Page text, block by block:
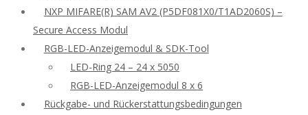
NXP MIFARE(R) SAM AV2 (P5DF081X0/T1AD2060S) –
Secure Access Modul
RGB-LED-Anzeigemodul & SDK-Tool
LED-Ring 24 – 24 x 5050
RGB-LED-Anzeigemodul 8 x 6
Rückgabe- und Rückerstattungsbedingungen